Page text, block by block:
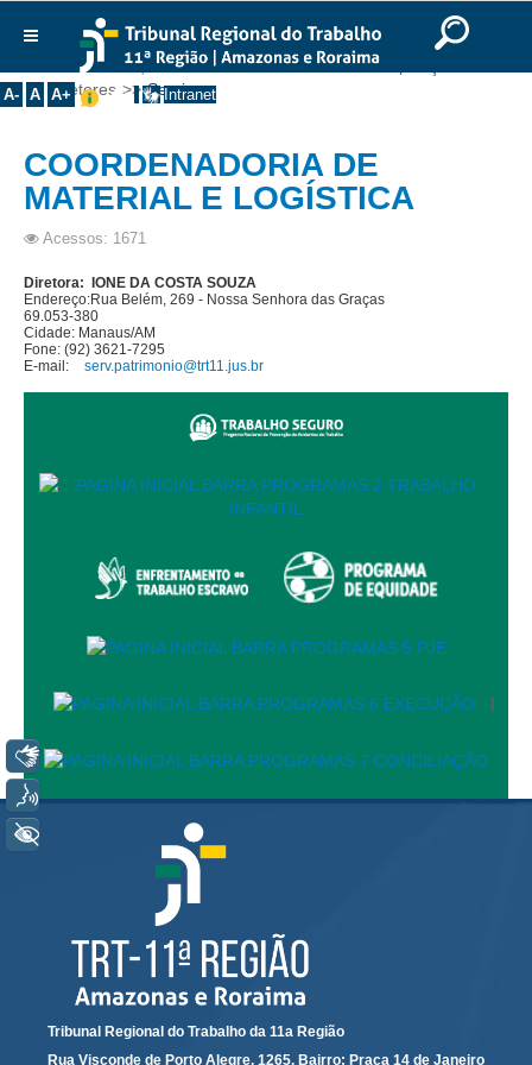
Ir para o rodapé
English
Português Español
A- A A+ Intranet
Institucional
Presidência
Corregedoria
Composição
Desembargadores
Seções Especializadas
Turmas
Varas do Trabalho
Juízes Manaus
Diretores
Comitês
Comitê Gestor Regional do e-Gestão e de Tabelas
Comitê do Datajud
Comissão de Ética
Comitê de Priorização do Primeiro Grau
Comissão de Uniformização de Jurisprudência
Comitê de Gestão de Pessoas
Comitê de Atenção Integral à Saúde de Magistrados e
Você está aqui:Início >> Institucional >> Composição
Diretores >> Serviços
COORDENADORIA DE
MATERIAL E LOGÍSTICA
Acessos: 1671
Diretora: IONE DA COSTA SOUZA
Endereço:Rua Belém, 269 - Nossa Senhora das Graças
69.053-380
Cidade: Manaus/AM
Fone: (92) 3621-7295
E-mail:
serv.patrimonio@trt11.jus.br
|
Tribunal Regional do Trabalho da 11a Região
Rua Visconde de Porto Alegre, 1265. Bairro: Praça 14 de Janeiro
Libras
Voz
+ Acessibilidade